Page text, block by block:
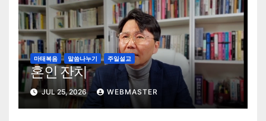
마태복음 말씀나누기 주일설교
혼인 잔치
JUL 25, 2026 WEBMASTER